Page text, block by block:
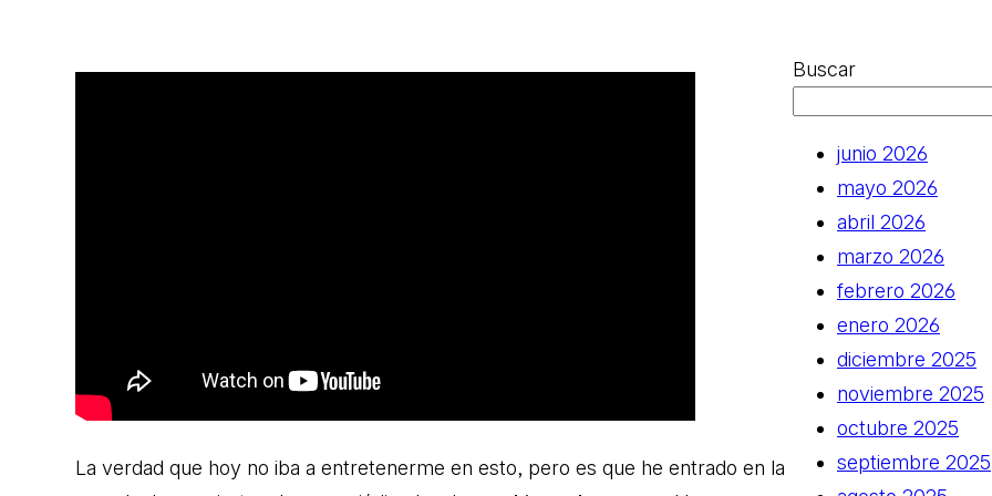
La verdad que hoy no iba a entretenerme en esto, pero es que he entrado en la
Buscar
junio 2026
mayo 2026
abril 2026
marzo 2026
febrero 2026
enero 2026
diciembre 2025
noviembre 2025
octubre 2025
septiembre 2025